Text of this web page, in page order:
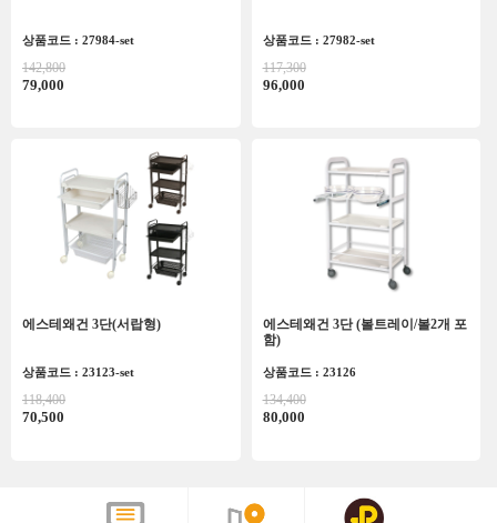
상품코드 : 27984-set
142,800
79,000
상품코드 : 27982-set
117,300
96,000
에스테왜건 3단(서랍형)
상품코드 : 23123-set
118,400
70,500
에스테왜건 3단 (볼트레이/볼2개 포
함)
상품코드 : 23126
134,400
80,000